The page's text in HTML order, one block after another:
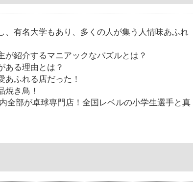
、有名大学もあり、多くの人が集う人情味あふれ
紹介するマニアックなパズルとは？
ある理由とは？
ふれる店だった！
き鳥！
全部が卓球専門店！全国レベルの小学生選手と真